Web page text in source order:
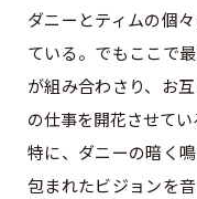
ダニーとティムの個
ている。でもここで
が組み合わさり、お
の仕事を開花させてい
特に、ダニーの暗く
包まれたビジョンを